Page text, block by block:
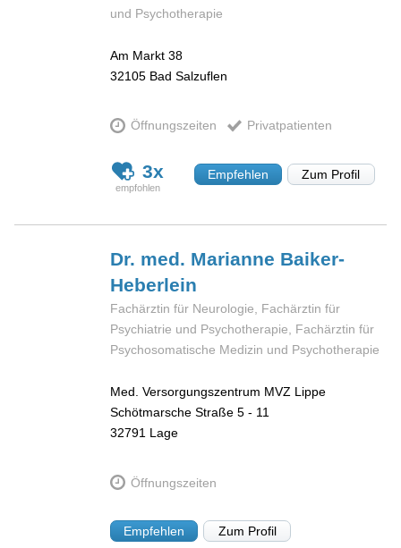
und Psychotherapie
Am Markt 38
32105 Bad Salzuflen
Öffnungszeiten Privatpatienten
3x Empfehlen Zum Profil
Dr. med. Marianne Baiker-
Heberlein
Fachärztin für Neurologie, Fachärztin für
Psychiatrie und Psychotherapie, Fachärztin für
Psychosomatische Medizin und Psychotherapie
Med. Versorgungszentrum MVZ Lippe
Schötmarsche Straße 5 - 11
32791 Lage
Öffnungszeiten
Empfehlen Zum Profil